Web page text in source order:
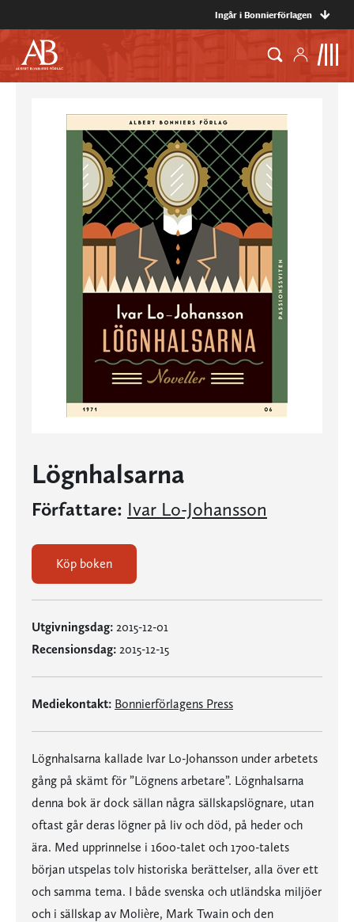
Ingår i Bonnierförlagen
Lögnhalsarna
Författare: Ivar Lo-Johansson
Köp boken
Utgivningsdag: 2015-12-01
Recensionsdag: 2015-12-15
Mediekontakt: Bonnierförlagens Press
Lögnhalsarna kallade Ivar Lo-Johansson under arbetets
gång på skämt för ”Lögnens arbetare”. Lögnhalsarna
denna bok är dock sällan några sällskapslögnare, utan
oftast går deras lögner på liv och död, på heder och
ära. Med upprinnelse i 1600-talet och 1700-talets
början utspelas tolv historiska berättelser, alla över ett
och samma tema. I både svenska och utländska miljöer
och i sällskap av Molière, Mark Twain och den